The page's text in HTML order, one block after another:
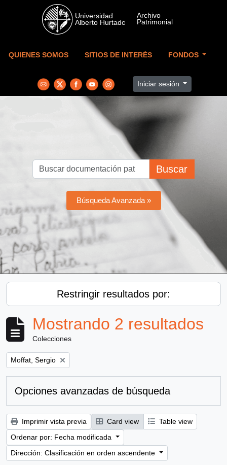
Skip to main content
QUIENES SOMOS SITIOS DE INTERÉS FONDOS
Iniciar sesión
Buscar
Búsqueda Avanzada »
Restringir resultados por:
Mostrando 2 resultados
Colecciones
Remove filter:
Moffat, Sergio
Opciones avanzadas de búsqueda
Imprimir vista previa Card view
Table view
Ordenar por: Fecha modificada
Dirección: Clasificación en orden ascendente